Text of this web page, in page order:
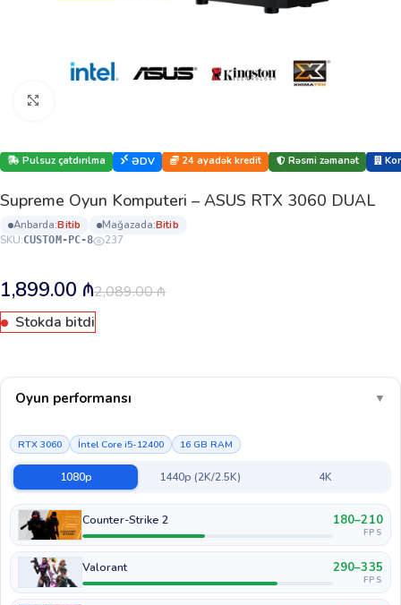
Pulsuz çatdırılma ƏDV 24 ayadək kredit Rəsmi zəmanət
Supreme Oyun Komputeri – ASUS RTX 3060 DUAL
anbarda: bi̇ti̇b mağazada: bi̇ti̇b
SKU:CUSTOM-PC-8 237
2,089.00₼
1,899.00 ₼
Stokda bitdi
Oyun performansı ▼
RTX 3060 İntel Core i5-12400 16 GB RAM
1080p 1440p (2K/2.5K) 4K
Counter-Strike 2 180–210
FPS
Valorant 290–335
FPS